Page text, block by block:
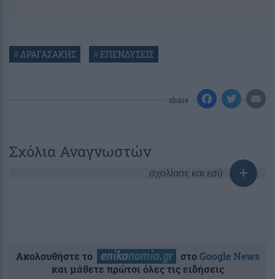
# ΔΡΑΓΑΣΑΚΗΣ #ΕΠΕΝΔΥΣΕΙΣ
share
Σχόλια Αναγνωστών
σχολίασε και εσύ
Ακολουθήστε το στοGoogle News
και μάθετε πρώτοι όλες τις ειδήσεις